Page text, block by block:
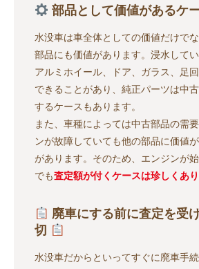
部品として価値があるケ
水没車は車全体としての価値だけで
部品にも価値があります。浸水して
アルミホイール、ドア、ガラス、足
できることがあり、純正パーツは中
するケースもあります。
また、車種によっては中古部品の需
ンが故障していても他の部品に価値
があります。そのため、エンジンが
でも査定額が付くケースは珍しくあ
廃車にする前に査定を受
切
水没車だからといってすぐに廃車手